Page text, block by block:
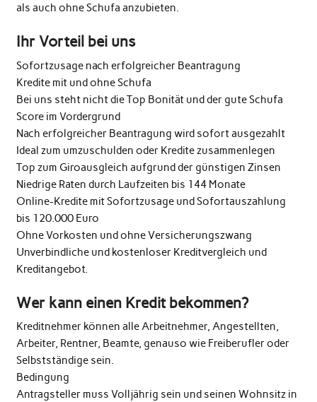
als auch ohne Schufa anzubieten.
Ihr Vorteil bei uns
Sofortzusage nach erfolgreicher Beantragung
Kredite mit und ohne Schufa
Bei uns steht nicht die Top Bonität und der gute Schufa
Score im Vordergrund
Nach erfolgreicher Beantragung wird sofort ausgezahlt
Ideal zum umzuschulden oder Kredite zusammenlegen
Top zum Giroausgleich aufgrund der günstigen Zinsen
Niedrige Raten durch Laufzeiten bis 144 Monate
Online-Kredite mit Sofortzusage und Sofortauszahlung
bis 120.000 Euro
Ohne Vorkosten und ohne Versicherungszwang
Unverbindliche und kostenloser Kreditvergleich und
Kreditangebot.
Wer kann einen Kredit bekommen?
Kreditnehmer können alle Arbeitnehmer, Angestellten,
Arbeiter, Rentner, Beamte, genauso wie Freiberufler oder
Selbstständige sein.
Bedingung
Antragsteller muss Volljährig sein und seinen Wohnsitz in